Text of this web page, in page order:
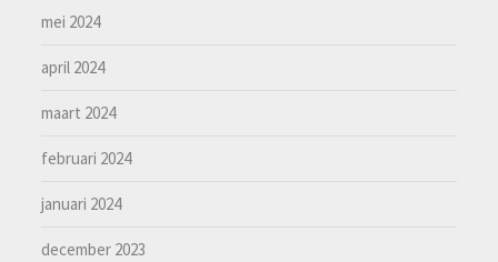
mei 2024
april 2024
maart 2024
februari 2024
januari 2024
december 2023